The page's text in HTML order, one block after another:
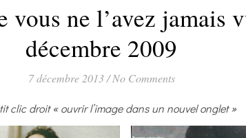
vous ne l’avez jamais
décembre 2009
7 décembre 2013 / No Comments
clic droit « ouvrir l’image dans un nouvel onglet »